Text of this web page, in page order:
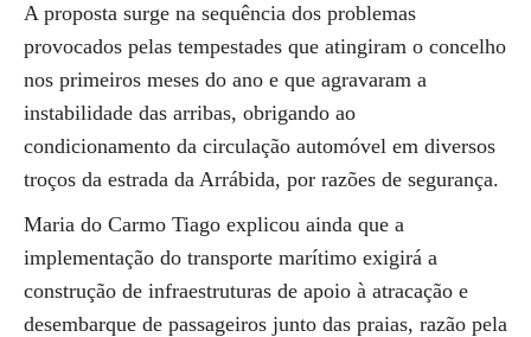
A proposta surge na sequência dos problemas
provocados pelas tempestades que atingiram o concelho
nos primeiros meses do ano e que agravaram a
instabilidade das arribas, obrigando ao
condicionamento da circulação automóvel em diversos
troços da estrada da Arrábida, por razões de segurança.
Maria do Carmo Tiago explicou ainda que a
implementação do transporte marítimo exigirá a
construção de infraestruturas de apoio à atracação e
desembarque de passageiros junto das praias, razão pela